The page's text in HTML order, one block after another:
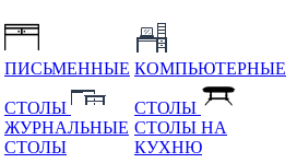
ПИСЬМЕННЫЕ
СТОЛЫ
ЖУРНАЛЬНЫЕ
СТОЛЫ
КОМПЬЮТЕРНЫЕ
СТОЛЫ
СТОЛЫ НА
КУХНЮ